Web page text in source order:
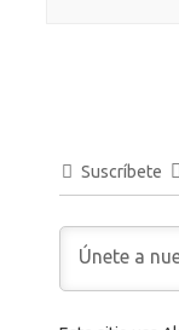
Suscríbete